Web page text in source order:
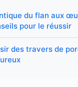
du flan aux
pour le réussir
des travers de